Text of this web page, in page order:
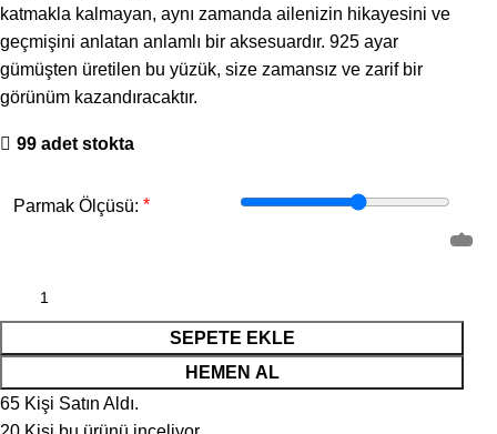
katmakla kalmayan, aynı zamanda ailenizin hikayesini ve
geçmişini anlatan anlamlı bir aksesuardır. 925 ayar
gümüşten üretilen bu yüzük, size zamansız ve zarif bir
görünüm kazandıracaktır.
99 adet stokta
Parmak Ölçüsü: *
SEPETE EKLE
HEMEN AL
65 Kişi Satın Aldı.